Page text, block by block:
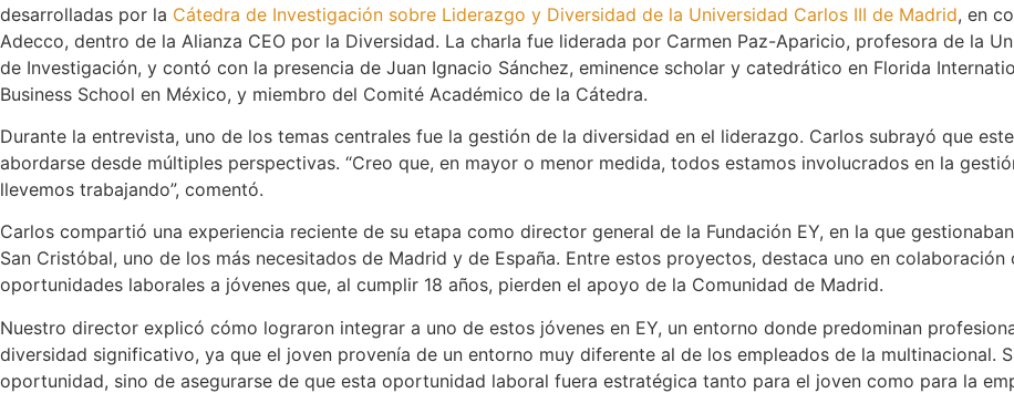
desarrolladas por la Cátedra de Investigación sobre Liderazgo y Diversidad de la Universidad Carlos III de Madrid, en
Adecco, dentro de la Alianza CEO por la Diversidad. La charla fue liderada por Carmen Paz-Aparicio, profesora de la
de Investigación, y contó con la presencia de Juan Ignacio Sánchez, eminence scholar y catedrático en Florida
Business School en México, y miembro del Comité Académico de la Cátedra.
Durante la entrevista, uno de los temas centrales fue la gestión de la diversidad en el liderazgo. Carlos subrayó que
abordarse desde múltiples perspectivas. “Creo que, en mayor o menor medida, todos estamos involucrados en la
llevemos trabajando”, comentó.
Carlos compartió una experiencia reciente de su etapa como director general de la Fundación EY, en la que
San Cristóbal, uno de los más necesitados de Madrid y de España. Entre estos proyectos, destaca uno en
oportunidades laborales a jóvenes que, al cumplir 18 años, pierden el apoyo de la Comunidad de Madrid.
Nuestro director explicó cómo lograron integrar a uno de estos jóvenes en EY, un entorno donde predominan
diversidad significativo, ya que el joven provenía de un entorno muy diferente al de los empleados de la multinacional.
oportunidad, sino de asegurarse de que esta oportunidad laboral fuera estratégica tanto para el joven como para la